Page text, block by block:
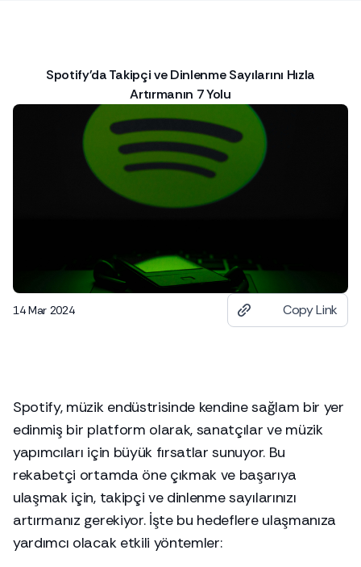
Spotify'da Takipçi ve Dinlenme Sayılarını Hızla
Artırmanın 7 Yolu
14 Mar 2024 Copy Link
Spotify, müzik endüstrisinde kendine sağlam bir yer
edinmiş bir platform olarak, sanatçılar ve müzik
yapımcıları için büyük fırsatlar sunuyor. Bu
rekabetçi ortamda öne çıkmak ve başarıya
ulaşmak için, takipçi ve dinlenme sayılarınızı
artırmanız gerekiyor. İşte bu hedeflere ulaşmanıza
yardımcı olacak etkili yöntemler: